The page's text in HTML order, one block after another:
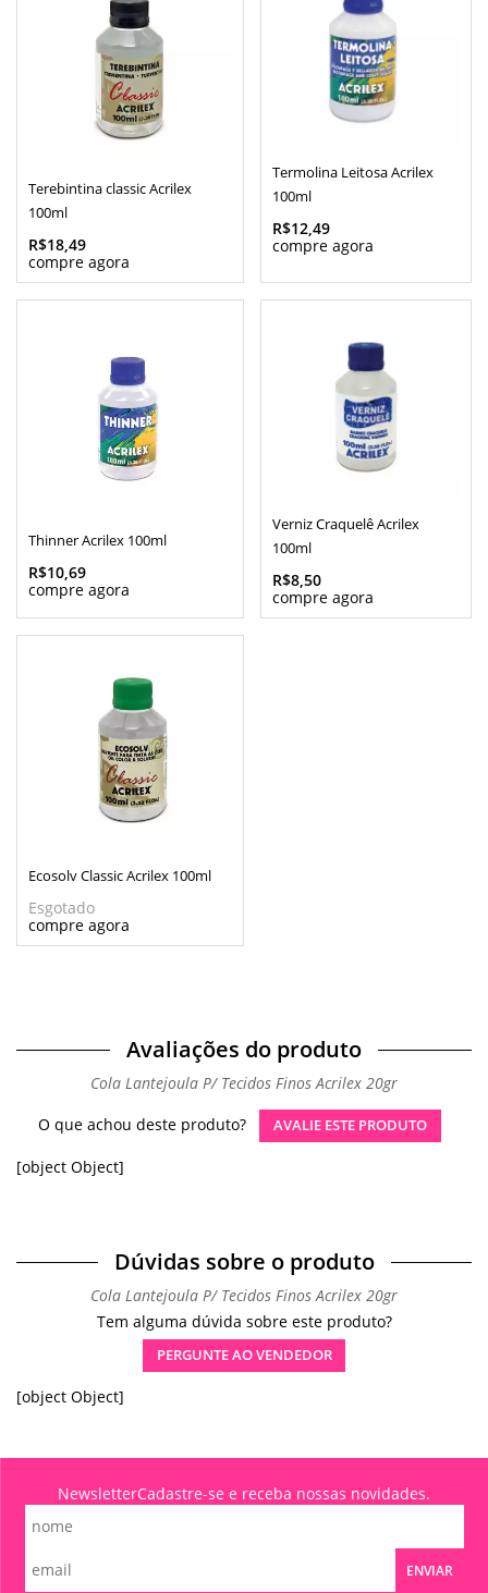
Terebintina classic Acrilex
100ml
R$18,49
Termolina Leitosa Acrilex
100ml
R$12,49
Thinner Acrilex 100ml
R$10,69
Verniz Craquelê Acrilex
100ml
R$8,50
Ecosolv Classic Acrilex 100ml
Esgotado
Avaliações do produto
Cola Lantejoula P/ Tecidos Finos Acrilex 20gr
O que achou deste produto?
AVALIE ESTE PRODUTO
[object Object]
Dúvidas sobre o produto
Cola Lantejoula P/ Tecidos Finos Acrilex 20gr
Tem alguma dúvida sobre este produto?
PERGUNTE AO VENDEDOR
[object Object]
NewsletterCadastre-se e receba nossas novidades.
ENVIAR